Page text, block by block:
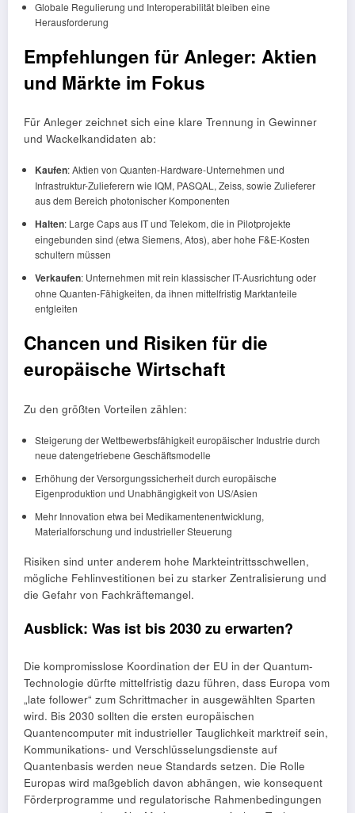
Globale Regulierung und Interoperabilität bleiben eine
Herausforderung
Empfehlungen für Anleger: Aktien
und Märkte im Fokus
Für Anleger zeichnet sich eine klare Trennung in Gewinner
und Wackelkandidaten ab:
Kaufen: Aktien von Quanten-Hardware-Unternehmen und
Infrastruktur-Zulieferern wie IQM, PASQAL, Zeiss, sowie Zulieferer
aus dem Bereich photonischer Komponenten
Halten: Large Caps aus IT und Telekom, die in Pilotprojekte
eingebunden sind (etwa Siemens, Atos), aber hohe F&E-Kosten
schultern müssen
Verkaufen: Unternehmen mit rein klassischer IT-Ausrichtung oder
ohne Quanten-Fähigkeiten, da ihnen mittelfristig Marktanteile
entgleiten
Chancen und Risiken für die
europäische Wirtschaft
Zu den größten Vorteilen zählen:
Steigerung der Wettbewerbsfähigkeit europäischer Industrie durch
neue datengetriebene Geschäftsmodelle
Erhöhung der Versorgungssicherheit durch europäische
Eigenproduktion und Unabhängigkeit von US/Asien
Mehr Innovation etwa bei Medikamentenentwicklung,
Materialforschung und industrieller Steuerung
Risiken sind unter anderem hohe Markteintrittsschwellen,
mögliche Fehlinvestitionen bei zu starker Zentralisierung und
die Gefahr von Fachkräftemangel.
Ausblick: Was ist bis 2030 zu erwarten?
Die kompromisslose Koordination der EU in der Quantum-
Technologie dürfte mittelfristig dazu führen, dass Europa vom
„late follower“ zum Schrittmacher in ausgewählten Sparten
wird. Bis 2030 sollten die ersten europäischen
Quantencomputer mit industrieller Tauglichkeit marktreif sein,
Kommunikations- und Verschlüsselungsdienste auf
Quantenbasis werden neue Standards setzen. Die Rolle
Europas wird maßgeblich davon abhängen, wie konsequent
Förderprogramme und regulatorische Rahmenbedingungen